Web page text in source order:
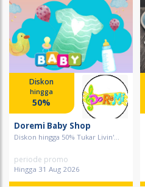
Diskon
hingga
50%
Doremi Baby Shop
Diskon hingga 50% Tukar Livin'...
periode promo
Hingga 31 Aug 2026